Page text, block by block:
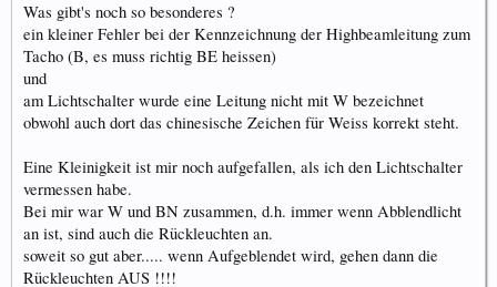
Was gibt's noch so besonderes ?
ein kleiner Fehler bei der Kennzeichnung der Highbeamleitung zum
Tacho (B, es muss richtig BE heissen)
und
am Lichtschalter wurde eine Leitung nicht mit W bezeichnet
obwohl auch dort das chinesische Zeichen für Weiss korrekt steht.
Eine Kleinigkeit ist mir noch aufgefallen, als ich den Lichtschalter
vermessen habe.
Bei mir war W und BN zusammen, d.h. immer wenn Abblendlicht
an ist, sind auch die Rückleuchten an.
soweit so gut aber..... wenn Aufgeblendet wird, gehen dann die
Rückleuchten AUS !!!!